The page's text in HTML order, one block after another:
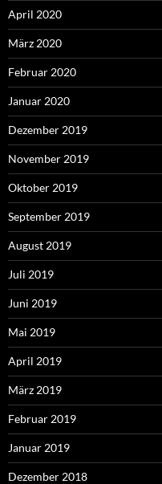
April 2020
März 2020
Februar 2020
Januar 2020
Dezember 2019
November 2019
Oktober 2019
September 2019
August 2019
Juli 2019
Juni 2019
Mai 2019
April 2019
März 2019
Februar 2019
Januar 2019
Dezember 2018